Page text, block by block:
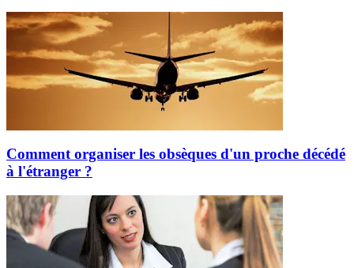
Comment organiser les obsèques d'un proche décédé
à l'étranger ?